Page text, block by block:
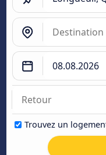
Trouvez un